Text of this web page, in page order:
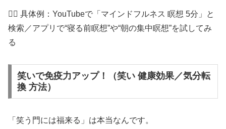
🧘‍♀️ 具体例：YouTubeで「マインドフルネス 瞑想 5分」と
検索／アプリで“寝る前瞑想”や“朝の集中瞑想”を試してみ
る
笑いで免疫力アップ！（笑い 健康効果／気分転
換 方法）
「笑う門には福来る」は本当なんです。